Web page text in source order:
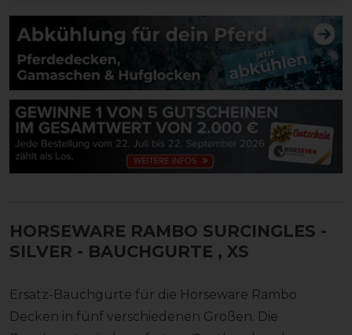
HORSEWARE RAMBO SURCINGLES -
SILVER - BAUCHGURTE , XS
Ersatz-Bauchgurte für die Horseware Rambo
Decken in fünf verschiedenen Größen. Die